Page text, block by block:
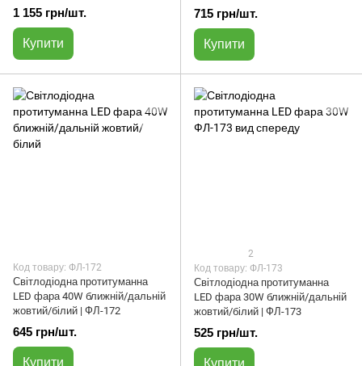
1 155 грн/шт.
Купити
715 грн/шт.
Купити
Код товару: ФЛ-172
Світлодіодна протитуманна
LED фара 40W ближній/дальній
жовтий/білий | ФЛ-172
645 грн/шт.
Купити
2
Код товару: ФЛ-173
Світлодіодна протитуманна
LED фара 30W ближній/дальній
жовтий/білий | ФЛ-173
525 грн/шт.